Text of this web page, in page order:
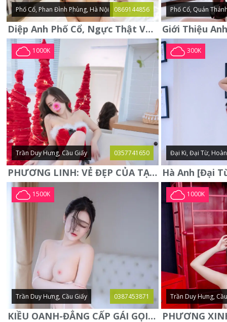
Phố Cổ, Phan Đình Phùng, Hà Nội 0869144856
Diệp Anh Phố Cổ, Ngực Thật Vú To Thơm Tho Quyến Rũ
Phố Cổ, Quán
1000K
Trần Duy Hưng, Cầu Giấy 0357741650
PHƯƠNG LINH: VẺ ĐẸP CỦA TẠO HÓA, XINH ĐẸP, SEXY, QUYỄN RŨ
300K
Đại Ki, Đại Từ,
1500K
Trần Duy Hưng, Cầu Giấy 0387453871
KIỀU OANH-ĐẲNG CẤP GÁI GỌI XINH SANG-NGOAN NGOÃN
1000K
Trần Duy Hưng,